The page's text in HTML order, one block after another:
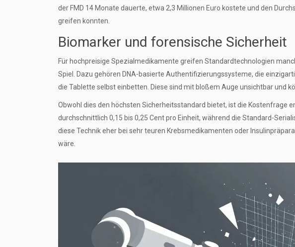
der FMD 14 Monate dauerte, etwa 2,3 Millionen Euro kostete und den
greifen konnten.
Biomarker und forensische Sicherheit
Für hochpreisige Spezialmedikamente greifen Standardtechnologien
Spiel. Dazu gehören DNA-basierte Authentifizierungssysteme, die
die Tablette selbst einbetten. Diese sind mit bloßem Auge unsichtbar und
Obwohl dies den höchsten Sicherheitsstandard bietet, ist die Kostenfrage
durchschnittlich 0,15 bis 0,25 Cent pro Einheit, während die Standard-
diese Technik eher bei sehr teuren Krebsmedikamenten oder
wäre.